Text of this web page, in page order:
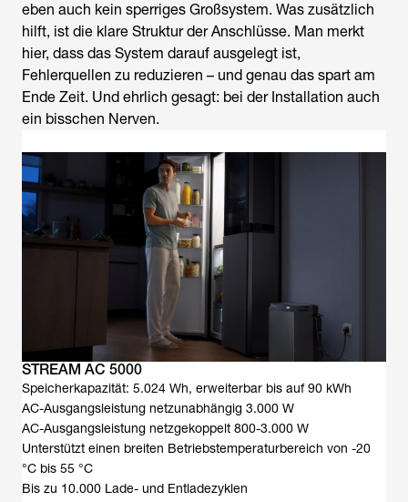
eben auch kein sperriges Großsystem. Was zusätzlich
hilft, ist die klare Struktur der Anschlüsse. Man merkt
hier, dass das System darauf ausgelegt ist,
Fehlerquellen zu reduzieren – und genau das spart am
Ende Zeit. Und ehrlich gesagt: bei der Installation auch
ein bisschen Nerven.
STREAM AC 5000
Speicherkapazität: 5.024 Wh, erweiterbar bis auf 90 kWh
AC-Ausgangsleistung netzunabhängig 3.000 W
AC-Ausgangsleistung netzgekoppelt 800-3.000 W
Unterstützt einen breiten Betriebstemperaturbereich von -20
°C bis 55 °C
Bis zu 10.000 Lade- und Entladezyklen